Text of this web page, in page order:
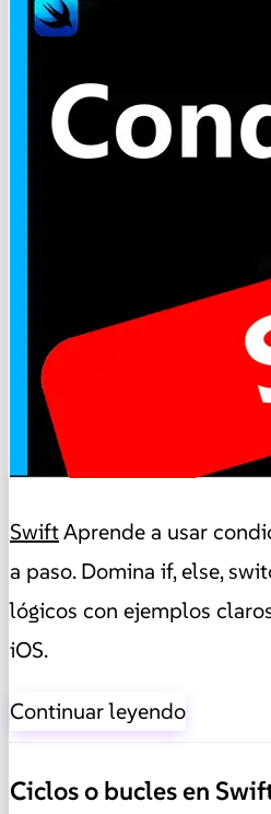
SwiftAprende a usar
a paso. Domina if, else,
lógicos con ejemplos
iOS.
Continuar leyendo
Ciclos o bucles en